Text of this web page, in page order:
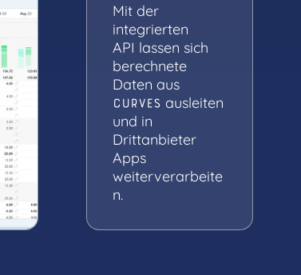
Mit der
integrierten
API lassen sich
berechnete
Daten aus
CURVES ausleiten
und in
Drittanbieter
Apps
weiterverarbeite
n.